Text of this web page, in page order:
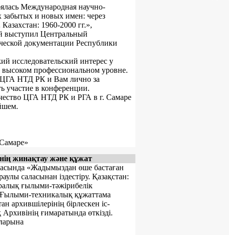
Международная научно-
забытых и новых имен: через
1960-2000 гг.»,
выступил Центральный
документации Республики
исследовательский интерес у
профессиональном уровне.
ЦГА НТД РК и Вам лично за
участие в конференции.
ЦГА НТД РК и РГА в г. Самаре
жинақтау және құжат
«Жадымыздан өше бастаған
саласынан іздестіру. Қазақстан:
ғылыми-тәжірибелік
техникалық құжаттама
архившілерінің бірлескен іс-
ғимаратында өткізді.